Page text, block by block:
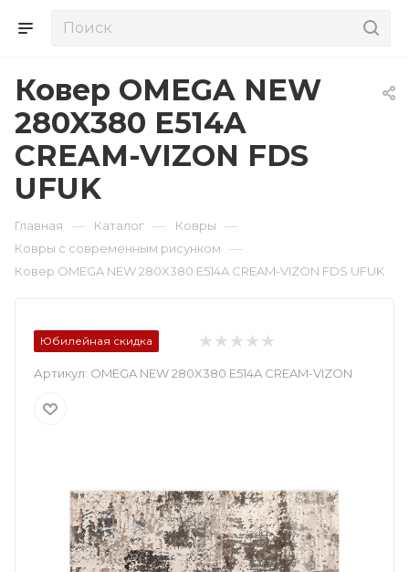
Ковер OMEGA NEW
280X380 E514A
CREAM-VIZON FDS
UFUK
Главная — Каталог — Ковры —
Ковры с современным рисунком —
Ковер OMEGA NEW 280X380 E514A CREAM-VIZON FDS UFUK
Юбилейная скидка
Артикул: OMEGA NEW 280X380 E514A CREAM-VIZON